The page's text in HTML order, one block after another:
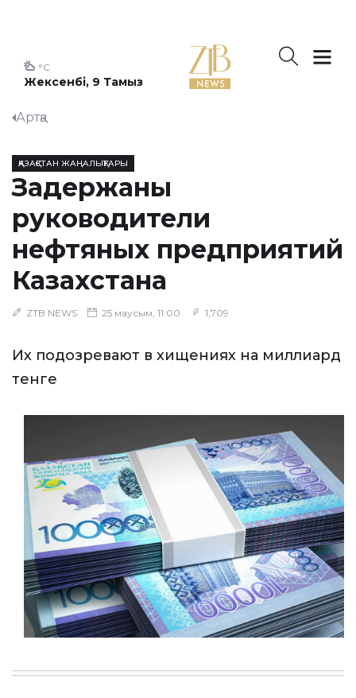
Жексенбі, 9 Тамыз
°C
Артқа
ҚАЗАҚСТАН ЖАҢАЛЫҚТАРЫ
Задержаны
руководители
нефтяных предприятий
Казахстана
ZTB NEWS 25 маусым, 11:00 1,709
Их подозревают в хищениях на миллиард
тенге